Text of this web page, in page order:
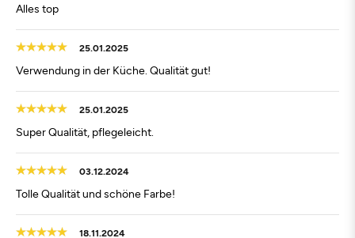
Alles top
25.01.2025
Verwendung in der Küche. Qualität gut!
25.01.2025
Super Qualität, pflegeleicht.
03.12.2024
Tolle Qualität und schöne Farbe!
18.11.2024